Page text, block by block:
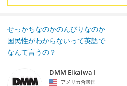
せっかちなのかのんびりなのか
国民性がわからないって英語で
なんて言うの？
DMM Eikaiwa I
アメリカ合衆国